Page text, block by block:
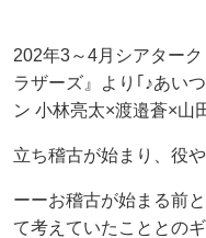
202年3～4月シアター
ラザーズ』より｢♪あい
ン 小林亮太×渡邉蒼×山
立ち稽古が始まり、役
ーーお稽古が始まる前
て考えていたこととの